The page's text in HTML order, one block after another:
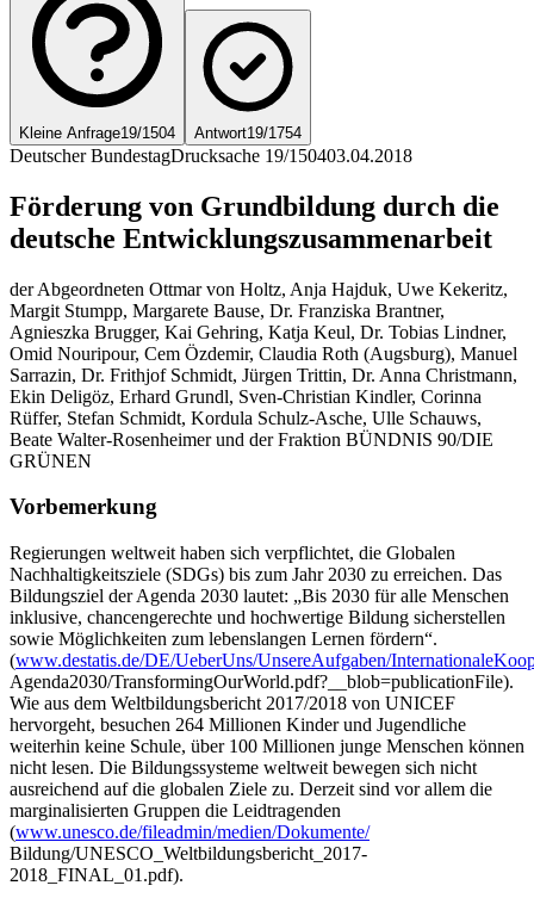
Kleine Anfrage19/1504 Antwort19/1754
Deutscher BundestagDrucksache 19/150403.04.2018
Förderung von Grundbildung durch die
deutsche Entwicklungszusammenarbeit
der Abgeordneten Ottmar von Holtz, Anja Hajduk, Uwe Kekeritz,
Margit Stumpp, Margarete Bause, Dr. Franziska Brantner,
Agnieszka Brugger, Kai Gehring, Katja Keul, Dr. Tobias Lindner,
Omid Nouripour, Cem Özdemir, Claudia Roth (Augsburg), Manuel
Sarrazin, Dr. Frithjof Schmidt, Jürgen Trittin, Dr. Anna Christmann,
Ekin Deligöz, Erhard Grundl, Sven-Christian Kindler, Corinna
Rüffer, Stefan Schmidt, Kordula Schulz-Asche, Ulle Schauws,
Beate Walter-Rosenheimer und der Fraktion BÜNDNIS 90/DIE
GRÜNEN
Vorbemerkung
Regierungen weltweit haben sich verpflichtet, die Globalen
Nachhaltigkeitsziele (SDGs) bis zum Jahr 2030 zu erreichen. Das
Bildungsziel der Agenda 2030 lautet: „Bis 2030 für alle Menschen
inklusive, chancengerechte und hochwertige Bildung sicherstellen
sowie Möglichkeiten zum lebenslangen Lernen fördern“.
(www.destatis.de/DE/UeberUns/UnsereAufgaben/
Agenda2030/TransformingOurWorld.pdf?__blob=publicationFile).
Wie aus dem Weltbildungsbericht 2017/2018 von UNICEF
hervorgeht, besuchen 264 Millionen Kinder und Jugendliche
weiterhin keine Schule, über 100 Millionen junge Menschen können
nicht lesen. Die Bildungssysteme weltweit bewegen sich nicht
ausreichend auf die globalen Ziele zu. Derzeit sind vor allem die
marginalisierten Gruppen die Leidtragenden
(www.unesco.de/fileadmin/medien/Dokumente/
Bildung/UNESCO_Weltbildungsbericht_2017-
2018_FINAL_01.pdf).